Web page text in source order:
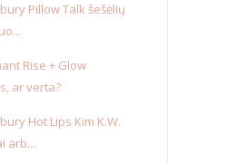
Pillow Talk šešėlių
Rise + Glow
ar verta?
Hot Lips Kim K.W.
arb...